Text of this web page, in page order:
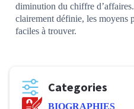
diminution du chiffre
clairement définie, les moyens
faciles à trouver.
Categories
BIOGRAPHIES